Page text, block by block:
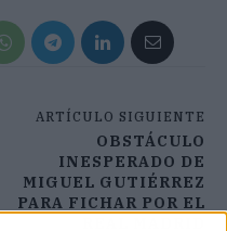
ARTÍCULO SIGUIENTE
OBSTÁCULO
INESPERADO DE
MIGUEL GUTIÉRREZ
PARA FICHAR POR EL